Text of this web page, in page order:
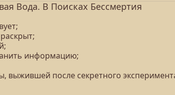
Вода. В Поисках Бессмертия
информацию;
после секретного